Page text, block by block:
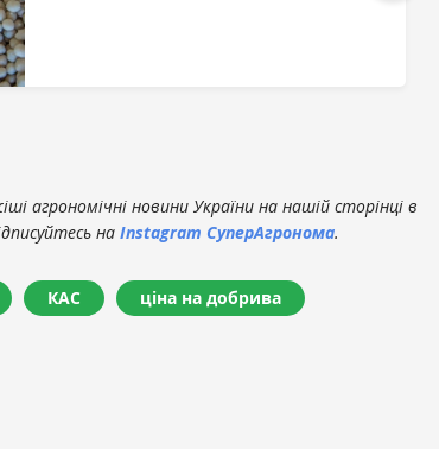
агрономічні новини України на нашій сторінці в
на Instagram СуперАгронома.
КАС ціна на добрива